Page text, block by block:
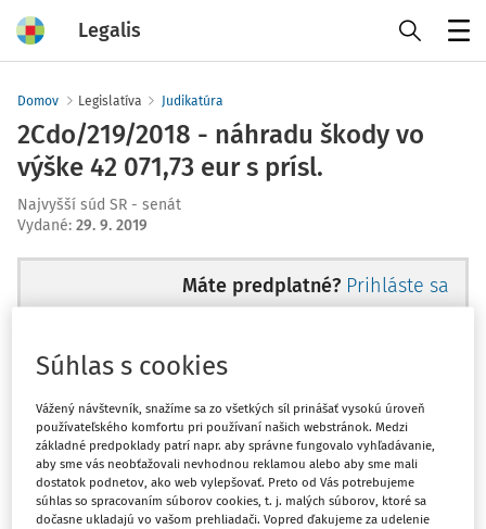
Legalis
Domov Legislatíva Judikatúra
2Cdo/219/2018 - náhradu škody vo
výške 42 071,73 eur s prísl.
Najvyšší súd SR - senát
Vydané: 29. 9. 2019
Máte predplatné? Prihláste sa
Ups, zatiaľ ste si prečítali len
začiatok...
Celý odborný obsah z tejto oblasti je
Súhlas s cookies
Vážený návštevník, snažíme sa zo všetkých síl prinášať vysokú úroveň
používateľského komfortu pri používaní našich webstránok. Medzi
základné predpoklady patrí napr. aby správne fungovalo vyhľadávanie,
aby sme vás neobťažovali nevhodnou reklamou alebo aby sme mali
dostatok podnetov, ako web vylepšovať. Preto od Vás potrebujeme
súhlas so spracovaním súborov cookies, t. j. malých súborov, ktoré sa
dočasne ukladajú vo vašom prehliadači. Vopred ďakujeme za udelenie